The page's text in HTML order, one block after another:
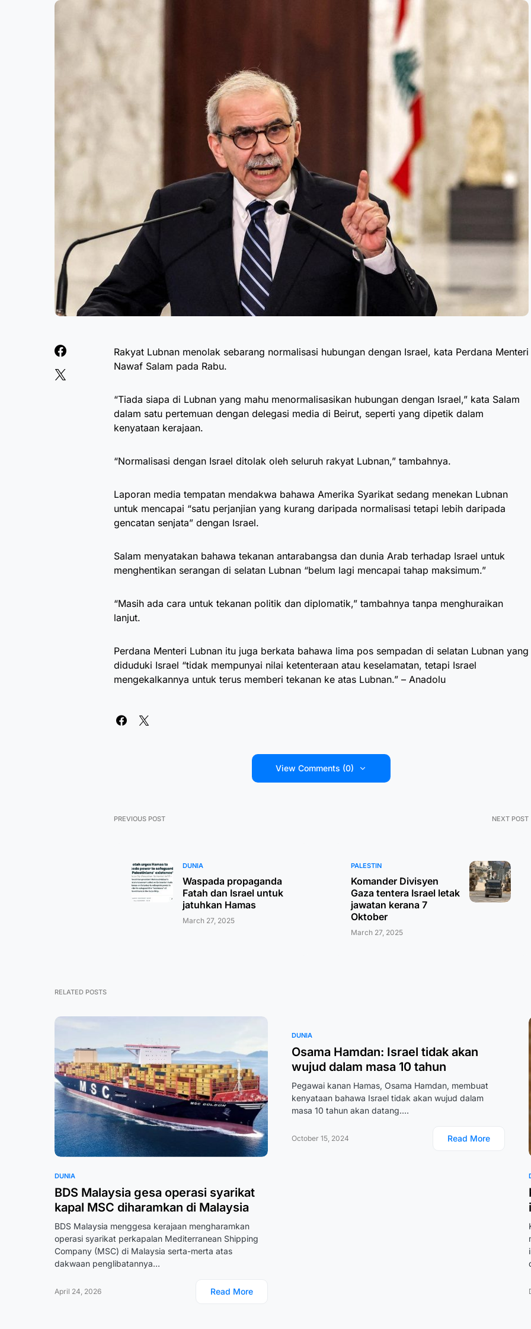
Rakyat Lubnan menolak sebarang normalisasi hubungan dengan Israel, kata Perdana Menteri
Nawaf Salam pada Rabu.
“Tiada siapa di Lubnan yang mahu menormalisasikan hubungan dengan Israel,” kata Salam
dalam satu pertemuan dengan delegasi media di Beirut, seperti yang dipetik dalam
kenyataan kerajaan.
“Normalisasi dengan Israel ditolak oleh seluruh rakyat Lubnan,” tambahnya.
Laporan media tempatan mendakwa bahawa Amerika Syarikat sedang menekan Lubnan
untuk mencapai “satu perjanjian yang kurang daripada normalisasi tetapi lebih daripada
gencatan senjata” dengan Israel.
Salam menyatakan bahawa tekanan antarabangsa dan dunia Arab terhadap Israel untuk
menghentikan serangan di selatan Lubnan “belum lagi mencapai tahap maksimum.”
“Masih ada cara untuk tekanan politik dan diplomatik,” tambahnya tanpa menghuraikan
lanjut.
Perdana Menteri Lubnan itu juga berkata bahawa lima pos sempadan di selatan Lubnan yang
diduduki Israel “tidak mempunyai nilai ketenteraan atau keselamatan, tetapi Israel
mengekalkannya untuk terus memberi tekanan ke atas Lubnan.” – Anadolu
View Comments (0)
PREVIOUS POST
DUNIA
Waspada propaganda
Fatah dan Israel untuk
jatuhkan Hamas
March 27, 2025
NEXT POST
PALESTIN
Komander Divisyen
Gaza tentera Israel letak
jawatan kerana 7
Oktober
March 27, 2025
RELATED POSTS
DUNIA
BDS Malaysia gesa operasi syarikat
kapal MSC diharamkan di Malaysia
BDS Malaysia menggesa kerajaan mengharamkan
operasi syarikat perkapalan Mediterranean Shipping
Company (MSC) di Malaysia serta-merta atas
dakwaan penglibatannya…
April 24, 2026 Read More
DUNIA
Osama Hamdan: Israel tidak akan
wujud dalam masa 10 tahun
Pegawai kanan Hamas, Osama Hamdan, membuat
kenyataan bahawa Israel tidak akan wujud dalam
masa 10 tahun akan datang.…
October 15, 2024 Read More